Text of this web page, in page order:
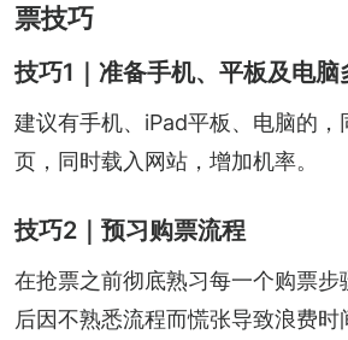
票技巧
技巧1｜准备手机、平板及电
建议有手机、iPad平板、电脑的，
页，同时载入网站，增加机率。
技巧2｜预习购票流程
在抢票之前彻底熟习每一个购票步
后因不熟悉流程而慌张导致浪费